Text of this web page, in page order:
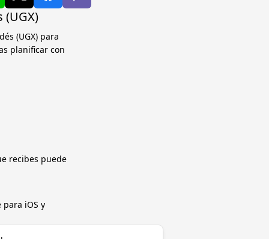
(UGX)
(UGX) para
planificar con
recibes puede
iOS y